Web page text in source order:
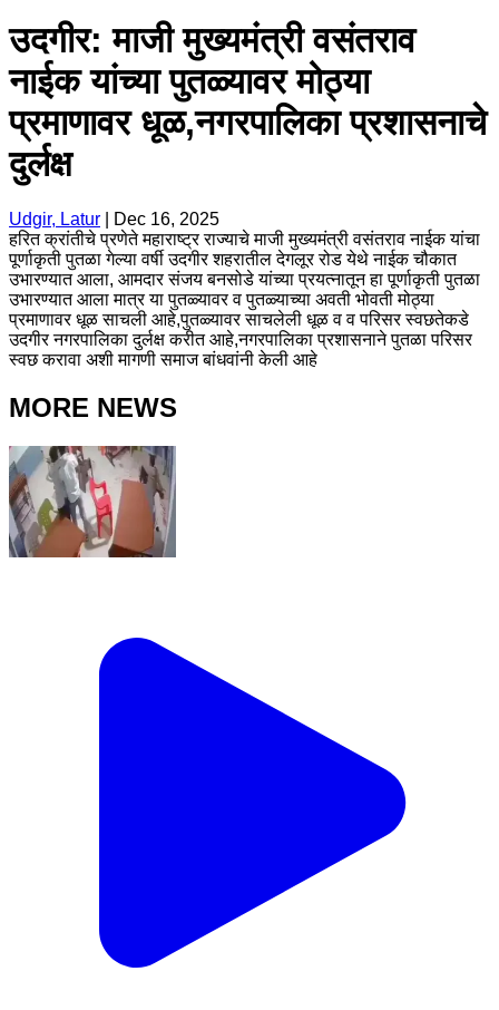
उदगीर: माजी मुख्यमंत्री वसंतराव
नाईक यांच्या पुतळ्यावर मोठ्या
प्रमाणावर धूळ,नगरपालिका प्रशासनाचे
दुर्लक्ष
Udgir, Latur
Dec 16, 2025
हरित क्रांतीचे प्रणेते महाराष्ट्र राज्याचे माजी मुख्यमंत्री वसंतराव नाईक यांचा
पूर्णाकृती पुतळा गेल्या वर्षी उदगीर शहरातील देगलूर रोड येथे नाईक चौकात
उभारण्यात आला, आमदार संजय बनसोडे यांच्या प्रयत्नातून हा पूर्णाकृती पुतळा
उभारण्यात आला मात्र या पुतळ्यावर व पुतळ्याच्या अवती भोवती मोठ्या
प्रमाणावर धूळ साचली आहे,पुतळ्यावर साचलेली धूळ व व परिसर स्वछतेकडे
उदगीर नगरपालिका दुर्लक्ष करीत आहे,नगरपालिका प्रशासनाने पुतळा परिसर
स्वछ करावा अशी मागणी समाज बांधवांनी केली आहे
MORE NEWS